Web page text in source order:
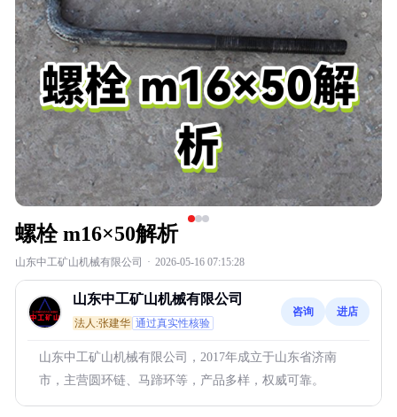
螺栓 m16×50解析
山东中工矿山机械有限公司 · 2026-05-16 07:15:28
山东中工矿山机械有限公司
法人:张建华 通过真实性核验
咨询 进店
山东中工矿山机械有限公司，2017年成立于山东省济南
市，主营圆环链、马蹄环等，产品多样，权威可靠。